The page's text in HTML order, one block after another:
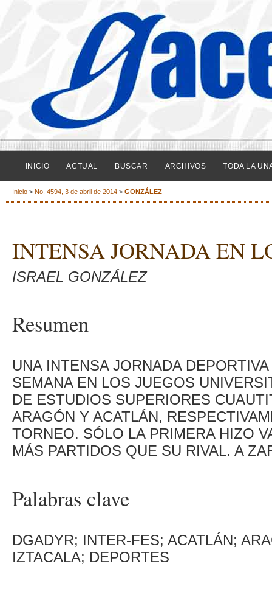
INICIO ACTUAL BUSCAR ARCHIVOS TODA LA
Inicio > No. 4594, 3 de abril de 2014 > GONZÁLEZ
INTENSA JORNADA EN
ISRAEL GONZÁLEZ
Resumen
UNA INTENSA JORNADA
SEMANA EN LOS JUEGOS
DE ESTUDIOS SUPERIORES
ARAGÓN Y ACATLÁN,
TORNEO. SÓLO LA PRIMERA HIZO
MÁS PARTIDOS QUE SU RIVAL. A
Palabras clave
DGADYR; INTER-FES; ACATLÁN;
IZTACALA; DEPORTES